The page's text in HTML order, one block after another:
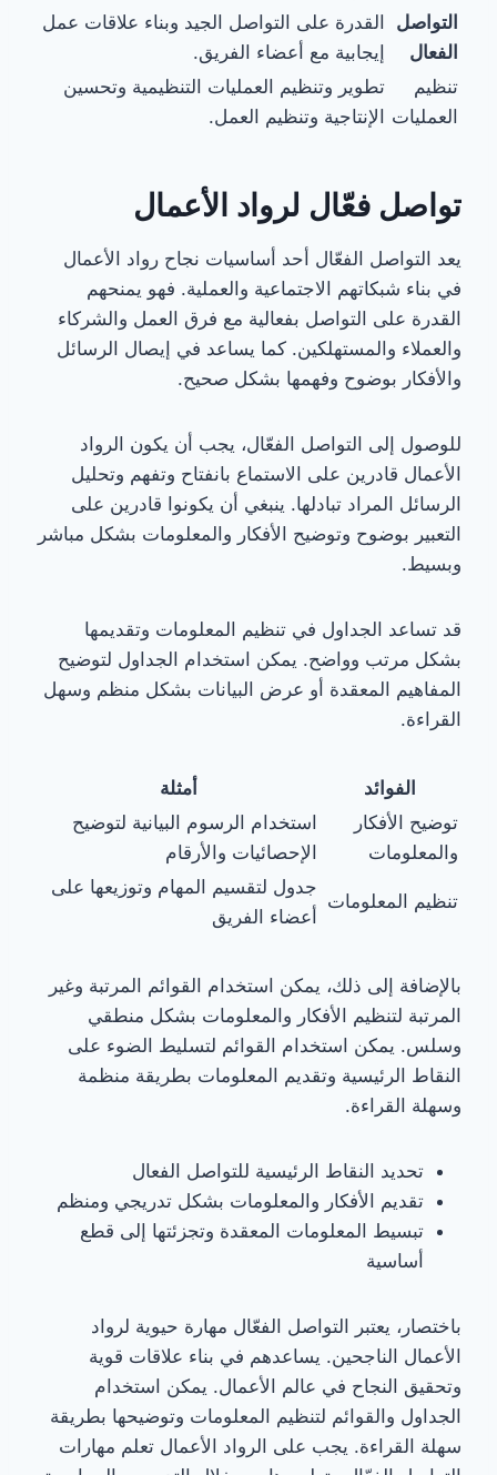
التواصل
الفعال
القدرة على التواصل الجيد وبناء علاقات عمل
إيجابية مع أعضاء الفريق.
تنظيم
العمليات
تطوير وتنظيم العمليات التنظيمية وتحسين
الإنتاجية وتنظيم العمل.
تواصل فعّال لرواد الأعمال
يعد التواصل الفعّال أحد أساسيات نجاح رواد الأعمال
في بناء شبكاتهم الاجتماعية والعملية. فهو يمنحهم
القدرة على التواصل بفعالية مع فرق العمل والشركاء
والعملاء والمستهلكين. كما يساعد في إيصال الرسائل
والأفكار بوضوح وفهمها بشكل صحيح.
للوصول إلى التواصل الفعّال، يجب أن يكون الرواد
الأعمال قادرين على الاستماع بانفتاح وتفهم وتحليل
الرسائل المراد تبادلها. ينبغي أن يكونوا قادرين على
التعبير بوضوح وتوضيح الأفكار والمعلومات بشكل مباشر
وبسيط.
قد تساعد الجداول في تنظيم المعلومات وتقديمها
بشكل مرتب وواضح. يمكن استخدام الجداول لتوضيح
المفاهيم المعقدة أو عرض البيانات بشكل منظم وسهل
القراءة.
الفوائد
أمثلة
توضيح الأفكار
والمعلومات
استخدام الرسوم البيانية لتوضيح
الإحصائيات والأرقام
تنظيم المعلومات
جدول لتقسيم المهام وتوزيعها على
أعضاء الفريق
بالإضافة إلى ذلك، يمكن استخدام القوائم المرتبة وغير
المرتبة لتنظيم الأفكار والمعلومات بشكل منطقي
وسلس. يمكن استخدام القوائم لتسليط الضوء على
النقاط الرئيسية وتقديم المعلومات بطريقة منظمة
وسهلة القراءة.
تحديد النقاط الرئيسية للتواصل الفعال
تقديم الأفكار والمعلومات بشكل تدريجي ومنظم
تبسيط المعلومات المعقدة وتجزئتها إلى قطع
أساسية
باختصار، يعتبر التواصل الفعّال مهارة حيوية لرواد
الأعمال الناجحين. يساعدهم في بناء علاقات قوية
وتحقيق النجاح في عالم الأعمال. يمكن استخدام
الجداول والقوائم لتنظيم المعلومات وتوضيحها بطريقة
سهلة القراءة. يجب على الرواد الأعمال تعلم مهارات